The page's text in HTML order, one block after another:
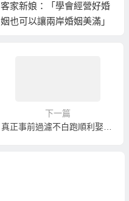
客家新娘：「學會經營好婚
姻也可以讓兩岸婚姻美滿」
下一篇
真正事前過濾不白跑順利娶到福建新娘服務